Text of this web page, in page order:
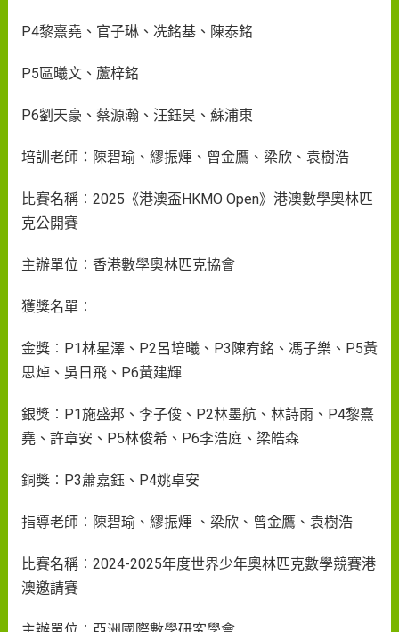
P4黎熹堯、官子琳、冼銘基、陳泰銘
P5區曦文、蘆梓銘
P6劉天豪、蔡源瀚、汪鈺昊、蘇浦東
培訓老師：陳碧瑜、繆振煇、曾金鷹、梁欣、袁樹浩
比賽名稱︰2025《港澳盃HKMO Open》港澳數學奧林匹
克公開賽
主辦單位︰香港數學奧林匹克協會
獲獎名單︰
金獎︰P1林星澤、P2呂培曦、P3陳宥銘、馮子樂、P5黃
思焯、吳日飛、P6黃建輝
銀獎︰P1施盛邦、李子俊、P2林墨航、林詩雨、P4黎熹
堯、許章安、P5林俊希、P6李浩庭、梁皓森
銅獎︰P3蕭嘉鈺、P4姚卓安
指導老師︰陳碧瑜、繆振煇 、梁欣、曾金鷹、袁樹浩
比賽名稱︰2024-2025年度世界少年奧林匹克數學競賽港
澳邀請賽